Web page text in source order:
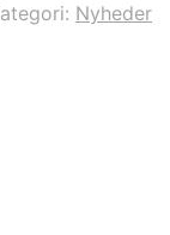
Nyheder